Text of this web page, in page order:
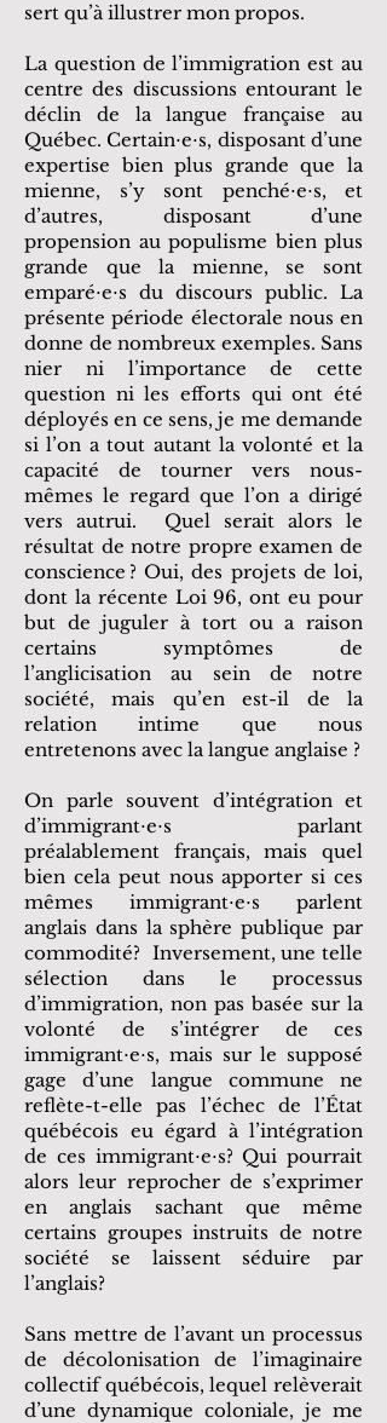
sert qu’à illustrer mon propos.
La question de l’immigration est au
centre des discussions entourant le
déclin de la langue française au
Québec. Certain⋅e⋅s, disposant d’une
expertise bien plus grande que la
mienne, s’y sont penché⋅e⋅s, et
d’autres, disposant d’une
propension au populisme bien plus
grande que la mienne, se sont
emparé⋅e⋅s du discours public. La
présente période électorale nous en
donne de nombreux exemples. Sans
nier ni l’importance de cette
question ni les efforts qui ont été
déployés en ce sens, je me demande
si l’on a tout autant la volonté et la
capacité de tourner vers nous-
mêmes le regard que l’on a dirigé
vers autrui. Quel serait alors le
résultat de notre propre examen de
conscience ? Oui, des projets de loi,
dont la récente Loi 96, ont eu pour
but de juguler à tort ou a raison
certains symptômes de
l’anglicisation au sein de notre
société, mais qu’en est-il de la
relation intime que nous
entretenons avec la langue anglaise ?
On parle souvent d’intégration et
d’immigrant⋅e⋅s parlant
préalablement français, mais quel
bien cela peut nous apporter si ces
mêmes immigrant⋅e⋅s parlent
anglais dans la sphère publique par
commodité? Inversement, une telle
sélection dans le processus
d’immigration, non pas basée sur la
volonté de s’intégrer de ces
immigrant⋅e⋅s, mais sur le supposé
gage d’une langue commune ne
reflète-t-elle pas l’échec de l’État
québécois eu égard à l’intégration
de ces immigrant⋅e⋅s? Qui pourrait
alors leur reprocher de s’exprimer
en anglais sachant que même
certains groupes instruits de notre
société se laissent séduire par
l’anglais?
Sans mettre de l’avant un processus
de décolonisation de l’imaginaire
collectif québécois, lequel relèverait
d’une dynamique coloniale, je me